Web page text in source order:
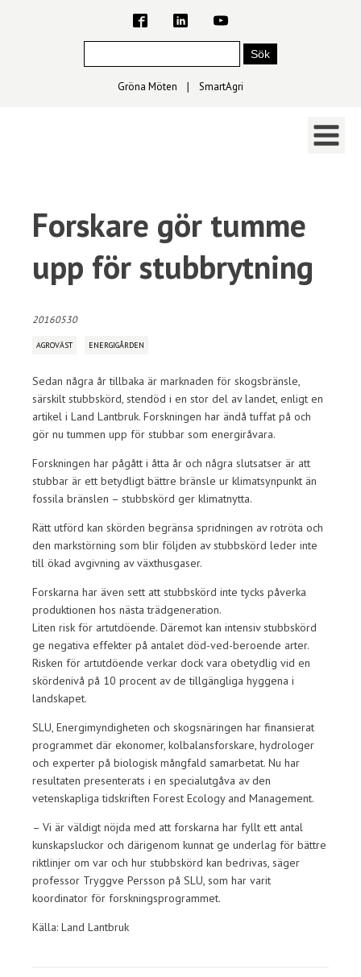
Gröna Möten ∣ SmartAgri
Forskare gör tumme
upp för stubbrytning
20160530
AGROVÄST ENERGIGÅRDEN
Sedan några år tillbaka är marknaden för skogsbränsle,
särskilt stubbskörd, stendöd i en stor del av landet, enligt en
artikel i Land Lantbruk. Forskningen har ändå tuffat på och
gör nu tummen upp för stubbar som energiråvara.
Forskningen har pågått i åtta år och några slutsatser är att
stubbar är ett betydligt bättre bränsle ur klimatsynpunkt än
fossila bränslen – stubbskörd ger klimatnytta.
Rätt utförd kan skörden begränsa spridningen av rotröta och
den markstörning som blir följden av stubbskörd leder inte
till ökad avgivning av växthusgaser.
Forskarna har även sett att stubbskörd inte tycks påverka
produktionen hos nästa trädgeneration.
Liten risk för artutdöende. Däremot kan intensiv stubbskörd
ge negativa effekter på antalet död-ved-beroende arter.
Risken för artutdöende verkar dock vara obetydlig vid en
skördenivå på 10 procent av de tillgängliga hyggena i
landskapet.
SLU, Energimyndigheten och skogsnäringen har finansierat
programmet där ekonomer, kolbalansforskare, hydrologer
och experter på biologisk mångfald samarbetat. Nu har
resultaten presenterats i en specialutgåva av den
vetenskapliga tidskriften Forest Ecology and Management.
– Vi är väldigt nöjda med att forskarna har fyllt ett antal
kunskapsluckor och därigenom kunnat ge underlag för bättre
riktlinjer om var och hur stubbskörd kan bedrivas, säger
professor Tryggve Persson på SLU, som har varit
koordinator för forskningsprogrammet.
Källa: Land Lantbruk